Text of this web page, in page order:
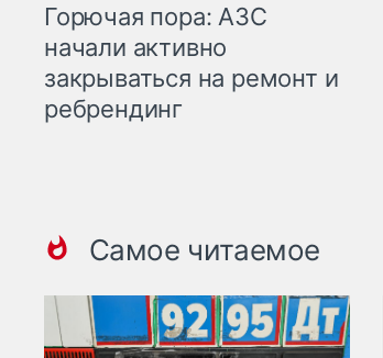
Горючая пора: АЗС
начали активно
закрываться на ремонт и
ребрендинг
Самое читаемое